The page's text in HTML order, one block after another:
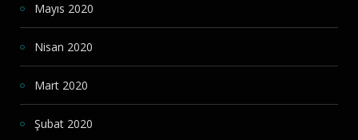
Mayıs 2020
Nisan 2020
Mart 2020
Şubat 2020